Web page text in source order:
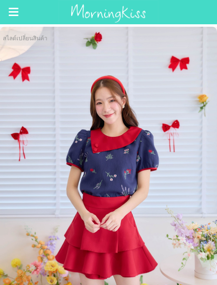
สไลด์เปลี่ยนสินค้า